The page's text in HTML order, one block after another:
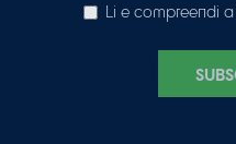
Li e compreendi a